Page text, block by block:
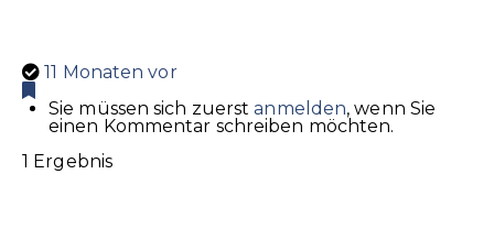
11 Monaten vor
Sie müssen sich zuerstanmelden, wenn Sie
einen Kommentar schreiben möchten.
1 Ergebnis